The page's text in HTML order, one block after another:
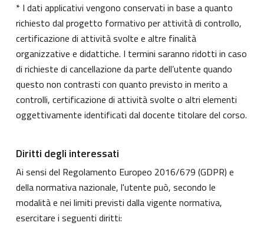
* I dati applicativi vengono conservati in base a quanto
richiesto dal progetto formativo per attività di controllo,
certificazione di attività svolte e altre finalità
organizzative e didattiche. I termini saranno ridotti in caso
di richieste di cancellazione da parte dell’utente quando
questo non contrasti con quanto previsto in merito a
controlli, certificazione di attività svolte o altri elementi
oggettivamente identificati dal docente titolare del corso.
Diritti degli interessati
Ai sensi del Regolamento Europeo 2016/679 (GDPR) e
della normativa nazionale, l'utente può, secondo le
modalità e nei limiti previsti dalla vigente normativa,
esercitare i seguenti diritti: